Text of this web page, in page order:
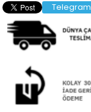
Telegram